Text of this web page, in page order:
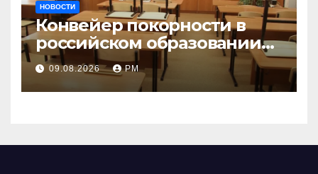
НОВОСТИ
Конвейер покорности в
российском образовании
наталкивается на
сопротивление
09.08.2026 РМ